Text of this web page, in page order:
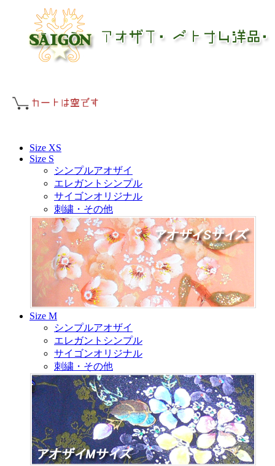
Size XS
Size S
シンプルアオザイ
エレガントシンプル
サイゴンオリジナル
刺繍・その他
Size M
シンプルアオザイ
エレガントシンプル
サイゴンオリジナル
刺繍・その他